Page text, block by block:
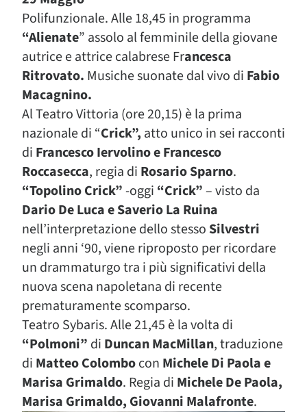
Polifunzionale. Alle 18,45 in programma
“Alienate” assolo al femminile della giovane
autrice e attrice calabrese Francesca
Ritrovato. Musiche suonate dal vivo di Fabio
Macagnino.
Al Teatro Vittoria (ore 20,15) è la prima
nazionale di “Crick”, atto unico in sei racconti
di Francesco Iervolino e Francesco
Roccasecca, regia di Rosario Sparno.
“Topolino Crick”-oggi “Crick” – visto da
Dario De Luca e Saverio La Ruina
nell’interpretazione dello stesso Silvestri
negli anni ‘90, viene riproposto per ricordare
un drammaturgo tra i più significativi della
nuova scena napoletana di recente
prematuramente scomparso.
Teatro Sybaris. Alle 21,45 è la volta di
“Polmoni” di Duncan MacMillan, traduzione
di Matteo Colombocon Michele Di Paola e
Marisa Grimaldo. Regia di Michele De Paola,
Marisa Grimaldo, Giovanni Malafronte.